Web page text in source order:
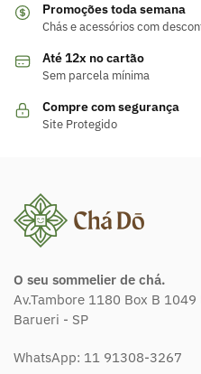
Promoções toda semana
Chás e acessórios com
Até 12x no cartão
Sem parcela mínima
Compre com segurança
Site Protegido
O seu sommelier de chá.
Av.Tambore 1180 Box B
Barueri - SP
WhatsApp: 11 91308-3267